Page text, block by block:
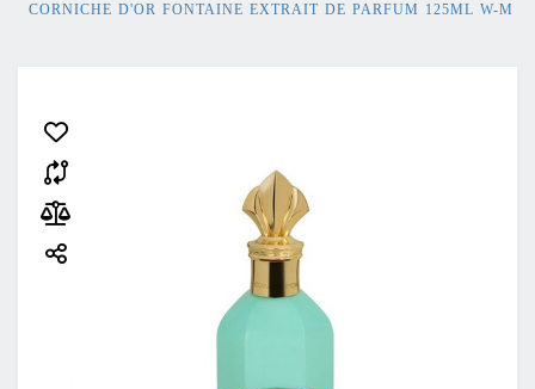
CORNICHE D'OR FONTAINE EXTRAIT DE PARFUM 125ML W-M